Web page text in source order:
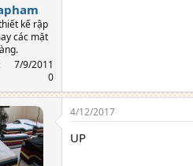
kế rập
các mặt
7/9/2011
0
4/12/2017
UP